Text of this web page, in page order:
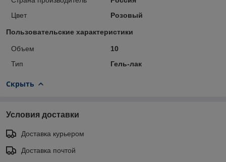
Цвет
Розовый
Пользовательские характеристики
Объем
10
Тип
Гель-лак
Скрыть
Условия доставки
Доставка курьером
Доставка почтой